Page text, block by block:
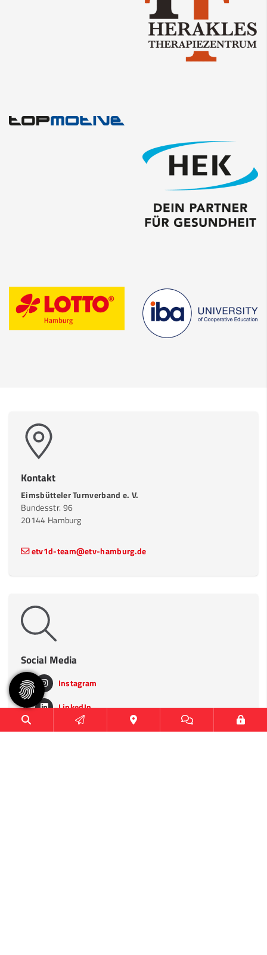
Kontakt
Eimsbütteler Turnverband e. V.
Bundesstr. 96
20144 Hamburg
etv1d-team@etv-hamburg.de
Social Media
Instagram
LinkedIn
TikTok